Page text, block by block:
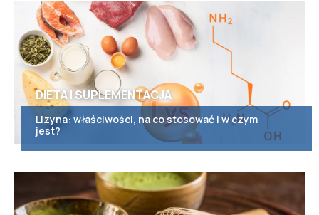
DIETA I SUPLEMENTACJA
Lizyna: właściwości, na co stosować i w czym
jest?